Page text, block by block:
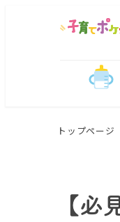
トップページ
【必